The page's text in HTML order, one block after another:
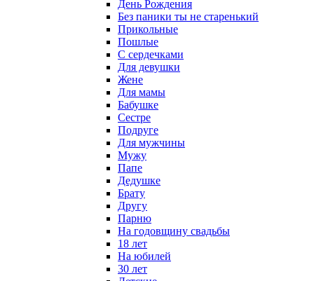
День Рождения
Без паники ты не старенький
Прикольные
Пошлые
С сердечками
Для девушки
Жене
Для мамы
Бабушке
Сестре
Подруге
Для мужчины
Мужу
Папе
Дедушке
Брату
Другу
Парню
На годовщину свадьбы
18 лет
На юбилей
30 лет